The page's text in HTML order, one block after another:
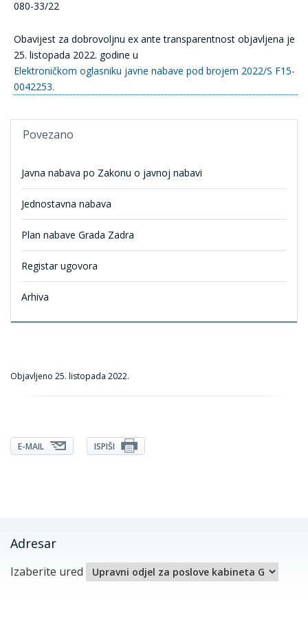
080-33/22
Obavijest za dobrovoljnu ex ante transparentnost objavljena je
25. listopada 2022. godine u
Elektroničkom oglasniku javne nabave pod brojem 2022/S F15-
0042253.
Povezano
Javna nabava po Zakonu o javnoj nabavi
Jednostavna nabava
Plan nabave Grada Zadra
Registar ugovora
Arhiva
Objavljeno 25. listopada 2022.
E-MAIL ISPIŠI
Adresar
Izaberite ured